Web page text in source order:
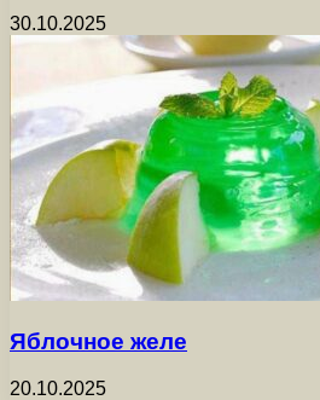
30.10.2025
Яблочное желе
20.10.2025